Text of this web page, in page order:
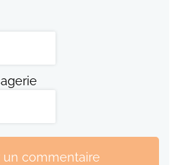
un commentaire